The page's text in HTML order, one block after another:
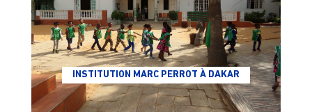
INSTITUTION MARC PERROT À DAKAR